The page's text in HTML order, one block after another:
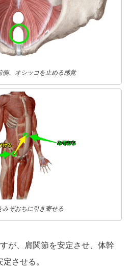
側、オシッコを止める感覚
みぞおちに引き寄せる
が、肩関節を安定させ、体幹
させる。